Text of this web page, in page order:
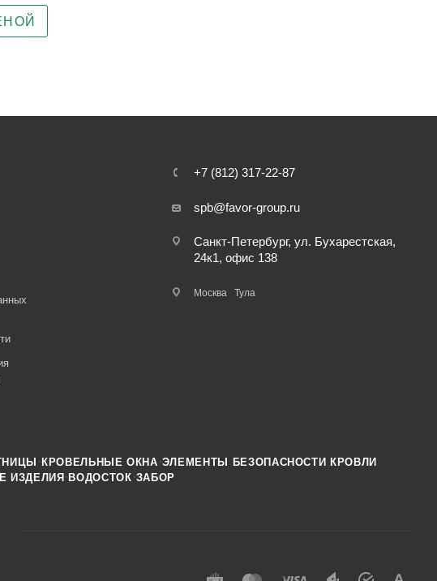
+7 (812) 317-22-87
spb@favor-group.ru
Санкт-Петербург, ул. Бухарестская,
24к1, офис 138
Москва Тула
·КРОВЕЛЬНЫЕ ОКНА ·ЭЛЕМЕНТЫ БЕЗОПАСНОСТИ КРОВЛИ
ИЗДЕЛИЯ·ВОДОСТОК ·ЗАБОР